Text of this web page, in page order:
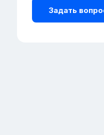
Задать